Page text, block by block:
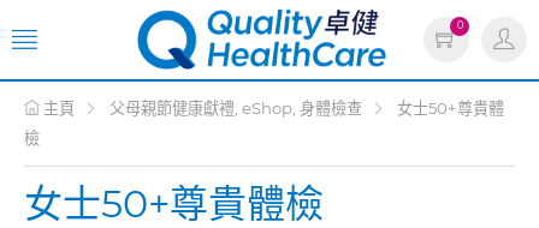
0
主頁 父母親節健康獻禮, eShop, 身體檢查
女士50+尊貴體
檢
女士50+尊貴體檢